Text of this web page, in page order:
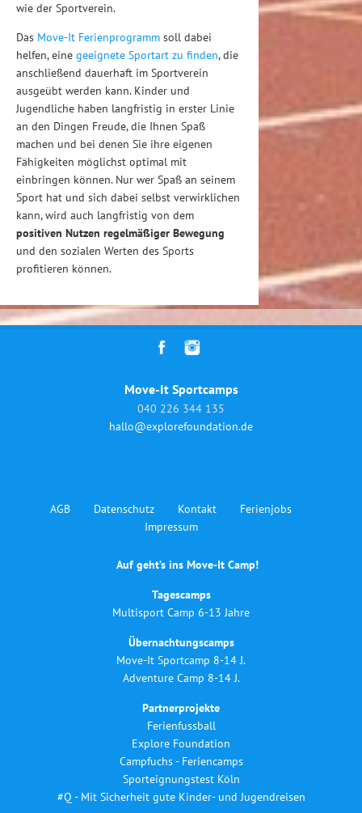
wie der Sportverein.
Das Move-It Ferienprogramm soll dabei
helfen, eine geeignete Sportart zu finden, die
anschließend dauerhaft im Sportverein
ausgeübt werden kann. Kinder und
Jugendliche haben langfristig in erster Linie
an den Dingen Freude, die Ihnen Spaß
machen und bei denen Sie ihre eigenen
Fähigkeiten möglichst optimal mit
einbringen können. Nur wer Spaß an seinem
Sport hat und sich dabei selbst verwirklichen
kann, wird auch langfristig von dem
positiven Nutzen regelmäßiger Bewegung
und den sozialen Werten des Sports
profitieren können.
Move-It Sportcamps
040 226 344 135
hallo@explorefoundation.de
AGB Datenschutz Kontakt
Ferienjobs
Impressum
Auf geht’s ins Move-It Camp!
Tagescamps
Multisport Camp 6-13 Jahre
Übernachtungscamps
Move-It Sportcamp 8-14 J.
Adventure Camp 8-14 J.
Partnerprojekte
Ferienfussball
Explore Foundation
Campfuchs - Feriencamps
Sporteignungstest Köln
#Q - Mit Sicherheit gute Kinder- und Jugendreisen